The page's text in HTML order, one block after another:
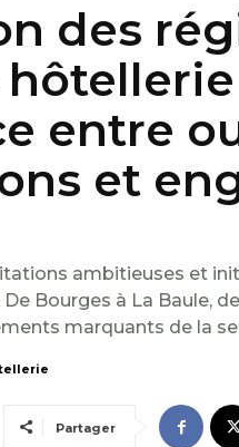
des
entre
et
ambitieuses et
Bourges à La Baule,
marquants de la
Partager